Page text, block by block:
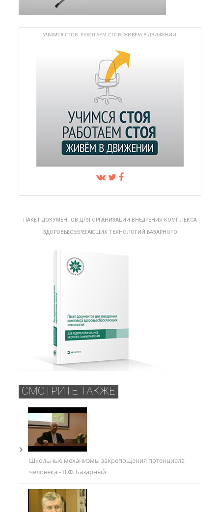
УЧИМСЯ СТОЯ. РАБОТАЕМ СТОЯ. ЖИВЁМ В ДВИЖЕНИИ.
ПАКЕТ ДОКУМЕНТОВ ДЛЯ ОРГАНИЗАЦИИ ВНЕДРЕНИЯ КОМПЛЕКСА
ЗДОРОВЬЕСБЕРЕГАЮЩИХ ТЕХНОЛОГИЙ БАЗАРНОГО
СМОТРИТЕ ТАКЖЕ
Школьные механизмы закрепощения потенциала
человека - В.Ф. Базарный